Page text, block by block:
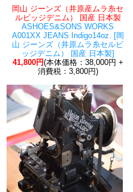
岡山 ジーンズ（井原産ムラ糸セ
ルビッジデニム） 国産 日本製
ASHOES&SONS WORKS
A001XX JEANS Indigo14oz. [岡
山 ジーンズ（井原ムラ糸セルビ
ッジデニム） 国産 日本製]
41,800円(本体価格：38,000円 +
消費税：3,800円)